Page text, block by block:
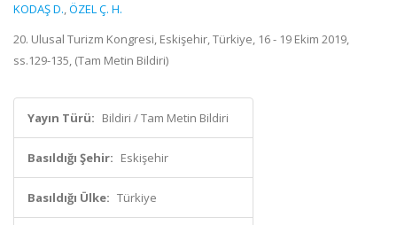
KODAŞ D.,ÖZEL Ç. H.
20. Ulusal Turizm Kongresi, Eskişehir, Türkiye, 16 - 19 Ekim 2019,
ss.129-135, (Tam Metin Bildiri)
Yayın Türü: Bildiri / Tam Metin Bildiri
Basıldığı Şehir: Eskişehir
Basıldığı Ülke: Türkiye